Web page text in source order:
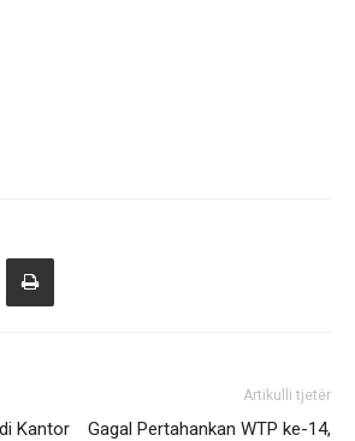
Kantor
Artikulli tjetër
Gagal Pertahankan WTP ke-14,